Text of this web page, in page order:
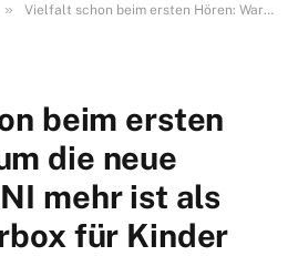
» Vielfalt schon beim ersten Hören: Warum die neue tigerbox MINI mehr ist als nur eine Hörbox für Kinder
beim ersten
die neue
mehr ist als
für Kinder